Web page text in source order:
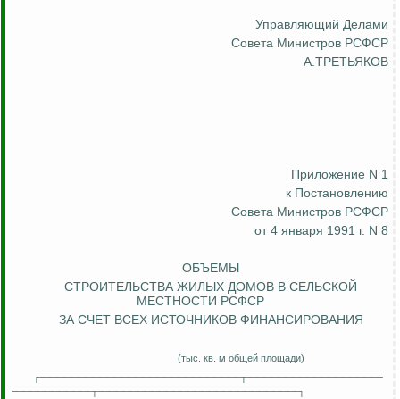
Управляющий Делами
Совета Министров РСФСР
А.ТРЕТЬЯКОВ
Приложение N 1
к Постановлению
Совета Министров РСФСР
от 4 января 1991 г. N 8
ОБЪЕМЫ
СТРОИТЕЛЬСТВА ЖИЛЫХ ДОМОВ В СЕЛЬСКОЙ
МЕСТНОСТИ РСФСР
ЗА СЧЕТ ВСЕХ ИСТОЧНИКОВ ФИНАНСИРОВАНИЯ
(тыс. кв. м общей площади)
┌────────────────────────────┬───────────────────
───────────┬────────────────────────────┐